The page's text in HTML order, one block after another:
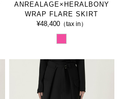
ANREALAGE×HERALBONY
WRAP FLARE SKIRT
¥48,400（tax in）